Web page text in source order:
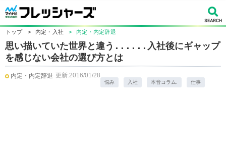
トップ > 内定・入社 > 内定・内定辞退
思い描いていた世界と違う......入社後にギャップ
を感じない会社の選び方とは
内定・内定辞退 更新:2016/01/28
悩み 入社 本音コラム. 仕事